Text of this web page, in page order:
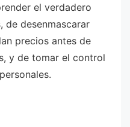
el verdadero
de desenmascarar
precios antes de
y de tomar el control